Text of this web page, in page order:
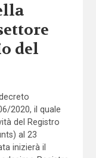
del
2020, il quale
del Registro
al 23
inizierà il